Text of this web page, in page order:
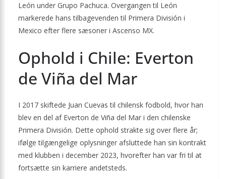
León under Grupo Pachuca. Overgangen til León
markerede hans tilbagevenden til Primera División i
Mexico efter flere sæsoner i Ascenso MX.
Ophold i Chile: Everton
de Viña del Mar
I 2017 skiftede Juan Cuevas til chilensk fodbold, hvor han
blev en del af Everton de Viña del Mar i den chilenske
Primera División. Dette ophold strakte sig over flere år;
ifølge tilgængelige oplysninger afsluttede han sin kontrakt
med klubben i december 2023, hvorefter han var fri til at
fortsætte sin karriere andetsteds.